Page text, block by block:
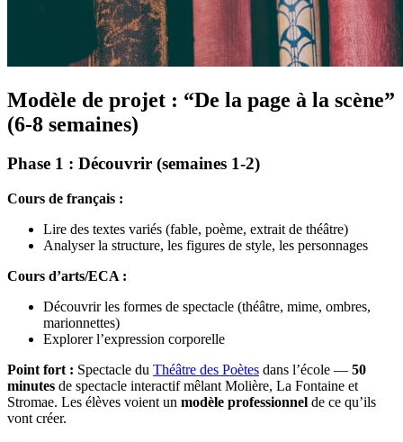
Modèle de projet : “De la page à la scène”
(6-8 semaines)
Phase 1 : Découvrir (semaines 1-2)
Cours de français :
Lire des textes variés (fable, poème, extrait de théâtre)
Analyser la structure, les figures de style, les personnages
Cours d’arts/ECA :
Découvrir les formes de spectacle (théâtre, mime, ombres,
marionnettes)
Explorer l’expression corporelle
Point fort : Spectacle du Théâtre des Poètes dans l’école — 50
minutes de spectacle interactif mêlant Molière, La Fontaine et
Stromae. Les élèves voient un modèle professionnel de ce qu’ils
vont créer.